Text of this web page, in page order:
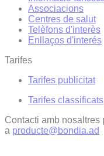
Associacions
Centres de salut
Telèfons d'interès
Enllaços d'interés
Tarifes
Tarifes publicitat
Tarifes classificats
Contacti amb
a producte@bondia.ad